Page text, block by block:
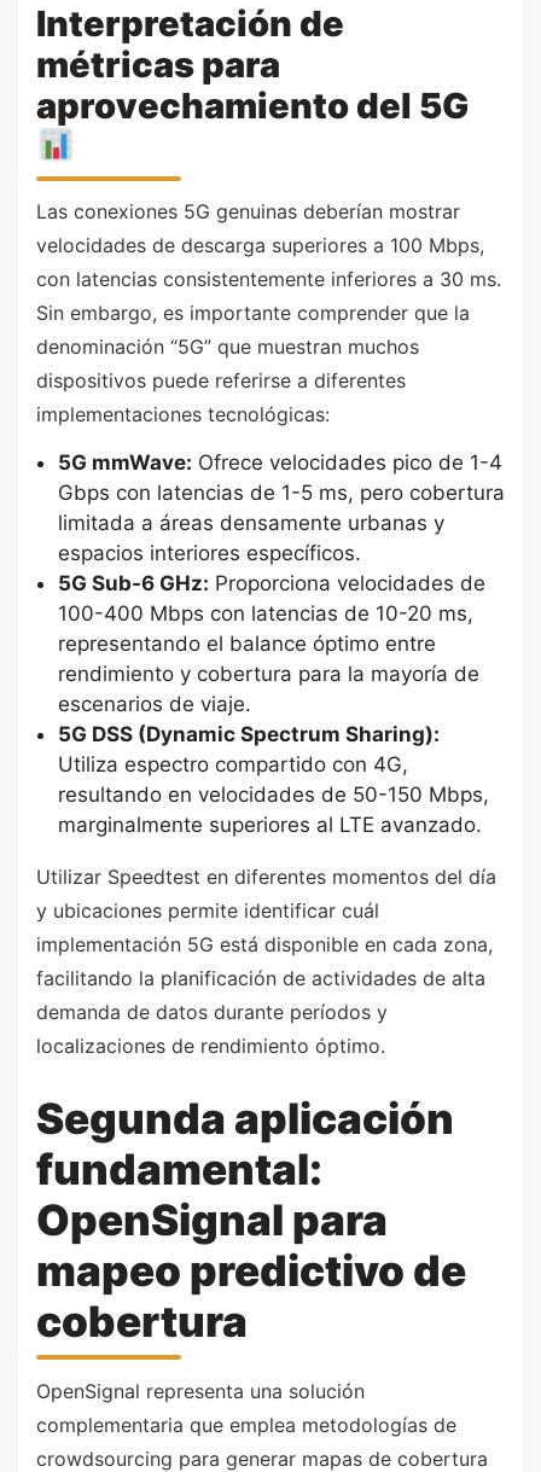
Interpretación de
métricas para
aprovechamiento del 5G
Las conexiones 5G genuinas deberían mostrar
velocidades de descarga superiores a 100 Mbps,
con latencias consistentemente inferiores a 30 ms.
Sin embargo, es importante comprender que la
denominación “5G” que muestran muchos
dispositivos puede referirse a diferentes
implementaciones tecnológicas:
5G mmWave: Ofrece velocidades pico de 1-4
Gbps con latencias de 1-5 ms, pero cobertura
limitada a áreas densamente urbanas y
espacios interiores específicos.
5G Sub-6 GHz: Proporciona velocidades de
100-400 Mbps con latencias de 10-20 ms,
representando el balance óptimo entre
rendimiento y cobertura para la mayoría de
escenarios de viaje.
5G DSS (Dynamic Spectrum Sharing):
Utiliza espectro compartido con 4G,
resultando en velocidades de 50-150 Mbps,
marginalmente superiores al LTE avanzado.
Utilizar Speedtest en diferentes momentos del día
y ubicaciones permite identificar cuál
implementación 5G está disponible en cada zona,
facilitando la planificación de actividades de alta
demanda de datos durante períodos y
localizaciones de rendimiento óptimo.
Segunda aplicación
fundamental:
OpenSignal para
mapeo predictivo de
cobertura
OpenSignal representa una solución
complementaria que emplea metodologías de
crowdsourcing para generar mapas de cobertura